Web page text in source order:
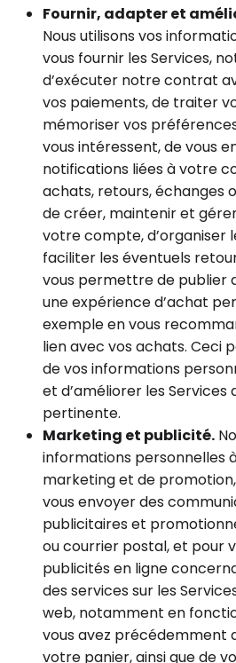
Fournir, adapter et
Nous utilisons vos
vous fournir les Services,
d’exécuter notre contrat
vos paiements, de traiter
mémoriser vos
vous intéressent, de vous
notifications liées à votre
achats, retours, échanges
de créer, maintenir et
votre compte, d’organiser
faciliter les éventuels
vous permettre de publier
une expérience d’achat
exemple en vous
lien avec vos achats. Ceci
de vos informations
et d’améliorer les Services
pertinente.
Marketing et publicité.
informations personnelles
marketing et de
vous envoyer des
publicitaires et
ou courrier postal, et pour
publicités en ligne
des services sur les
web, notamment en
vous avez précédemment
votre panier, ainsi que de